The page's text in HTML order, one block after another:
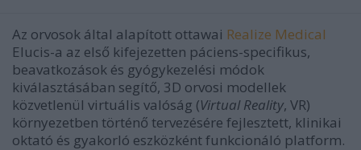
Az orvosok által alapított ottawai Realize Medical
Elucis-a az első kifejezetten páciens-specifikus,
beavatkozások és gyógykezelési módok
kiválasztásában segítő, 3D orvosi modellek
közvetlenül virtuális valóság (Virtual Reality, VR)
környezetben történő tervezésére fejlesztett, klinikai
oktató és gyakorló eszközként funkcionáló platform.